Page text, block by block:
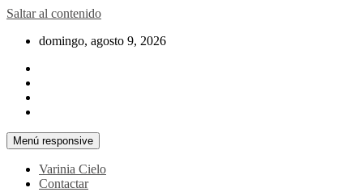
Saltar al contenido
domingo, agosto 9, 2026
Menú responsive
Varinia Cielo
Contactar